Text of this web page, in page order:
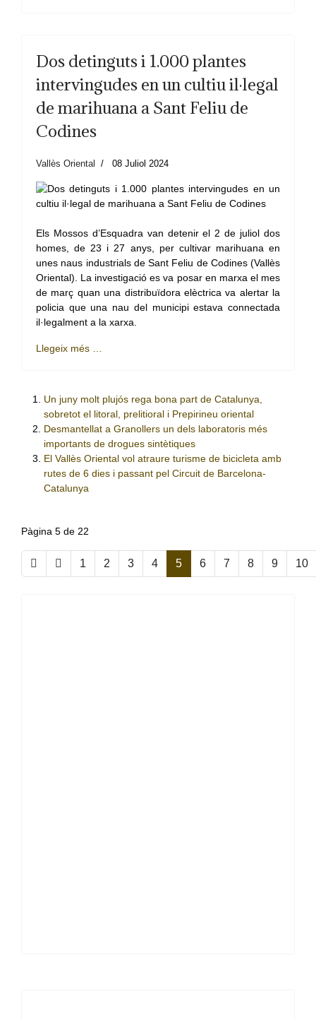
Dos detinguts i 1.000 plantes
intervingudes en un cultiu il·legal
de marihuana a Sant Feliu de
Codines
Vallès Oriental 08 Juliol 2024
Els Mossos d’Esquadra van detenir el 2 de juliol dos
homes, de 23 i 27 anys, per cultivar marihuana en
unes naus industrials de Sant Feliu de Codines (Vallès
Oriental). La investigació es va posar en marxa el mes
de març quan una distribuïdora elèctrica va alertar la
policia que una nau del municipi estava connectada
il·legalment a la xarxa.
Llegeix més …
Un juny molt plujós rega bona part de Catalunya,
sobretot el litoral, prelitioral i Prepirineu oriental
Desmantellat a Granollers un dels laboratoris més
importants de drogues sintètiques
El Vallès Oriental vol atraure turisme de bicicleta amb
rutes de 6 dies i passant pel Circuit de Barcelona-
Catalunya
Pàgina 5 de 22
1 2 3 4 5 6 7 8 9 10